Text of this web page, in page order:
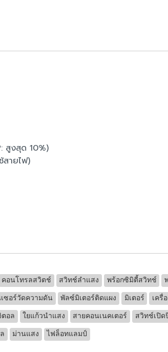
สูงสุด 10%)
สายไฟ)
คอนโทรลสวิตช์ สวิทช์ลำแสง พร้อกซิมิตี้สวิทช์
เซอร์วัดความดัน พัลซ์มิเตอร์ติดแผง มิเตอร์ เครื่
ตอล ใยแก้วนำแสง สายคอนเนคเตอร์ สวิทช์เปิด
ม่านแสง ไฟล็อทแลมป์